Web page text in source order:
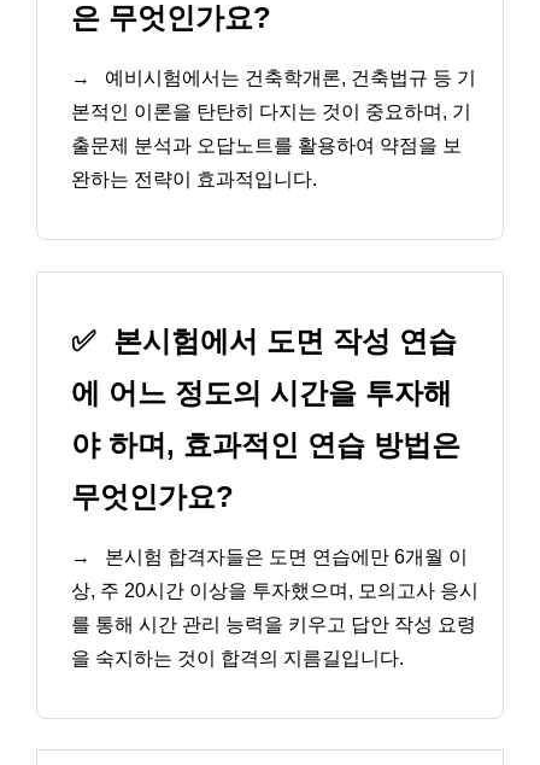
은 무엇인가요?
→
예비시험에서는 건축학개론, 건축법규 등 기
본적인 이론을 탄탄히 다지는 것이 중요하며, 기
출문제 분석과 오답노트를 활용하여 약점을 보
완하는 전략이 효과적입니다.
✅ 본시험에서 도면 작성 연습
에 어느 정도의 시간을 투자해
야 하며, 효과적인 연습 방법은
무엇인가요?
→
본시험 합격자들은 도면 연습에만 6개월 이
상, 주 20시간 이상을 투자했으며, 모의고사 응시
를 통해 시간 관리 능력을 키우고 답안 작성 요령
을 숙지하는 것이 합격의 지름길입니다.